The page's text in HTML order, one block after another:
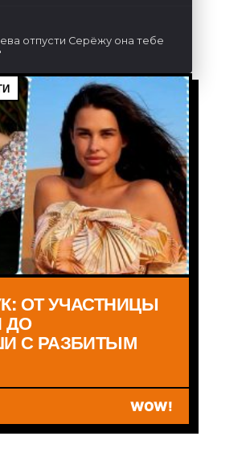
отпусти Серёжу она тебе
ОТ УЧАСТНИЦЫ
ДО
С РАЗБИТЫМ
WOW!